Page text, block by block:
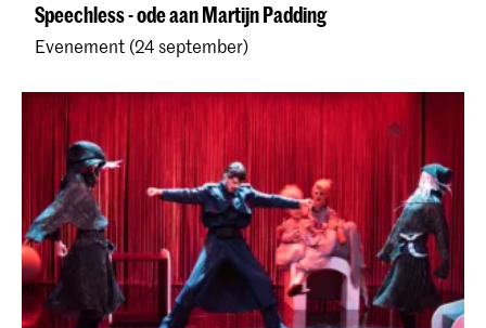
Speechless - ode aan Martijn Padding
Evenement (24 september)